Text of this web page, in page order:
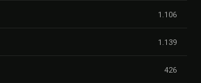
1.106
1.139
426